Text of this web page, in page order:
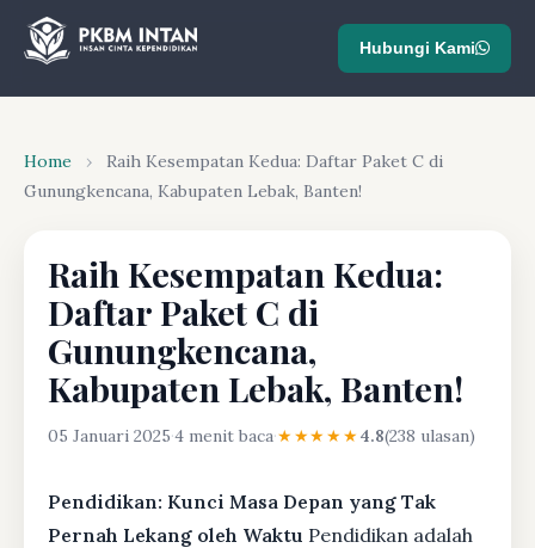
Hubungi Kami
Home ›
Raih Kesempatan Kedua: Daftar Paket C di
Gunungkencana, Kabupaten Lebak, Banten!
Raih Kesempatan Kedua:
Daftar Paket C di
Gunungkencana,
Kabupaten Lebak, Banten!
05 Januari 2025·4 menit baca·★★★★★4.8(238 ulasan)
Pendidikan: Kunci Masa Depan yang Tak
Pernah Lekang oleh Waktu Pendidikan adalah